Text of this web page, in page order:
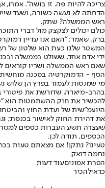
צריכה להיות פה. זו בושה". אמרו,
הדחתה לא נעשה כשורה, ושעד
ראש הממשלה? שתק.
כולם יכולים לצקצק מול דברי
ברק, שאמר: "האם אנו עדיין
המשטר שלנו כעת הוא שלטון של
ידי אדם אחד, ששולט בממשלה
שאם ראש הממשלה ושריו קוראים
הסף - הדמוקרטיה בסכנה
מי שמנסות לעמוד בפרץ הן שלוש
בהרב-מיארה, שדורשת את פיטורי
להכשיר את חוק ההשתמטות הוא
היועמ"שית של ועדת החוץ
את דהירת החוק לאישור בכנסת;
שעצרה תשע העברות כספים
הכספים. תודה לכן.
טעינו? נתקן! אם מצאתם טעות
נחמה דואק
הפרת אמוניםעוד דעות
כדאילהכיר